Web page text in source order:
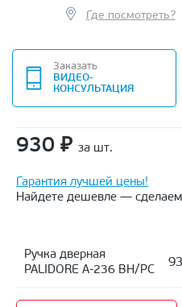
Где посмотреть?
Заказать
ВИДЕО-
КОНСУЛЬТАЦИЯ
930 ₽ за шт.
Гарантия лучшей цены!
Найдете дешевле — сделаем
Ручка дверная
PALIDORE A-236 BH/PC